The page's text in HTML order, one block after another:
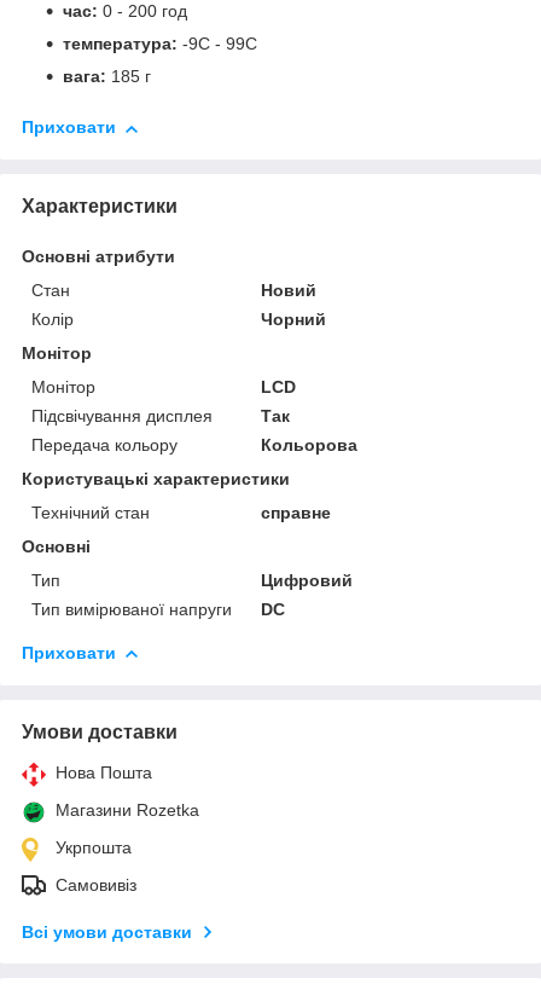
час: 0 - 200 год
температура: -9C - 99C
вага: 185 г
Приховати
Характеристики
Основні атрибути
Стан
Новий
Колір
Чорний
Монітор
Монітор
LCD
Підсвічування дисплея
Так
Передача кольору
Кольорова
Користувацькі характеристики
Технічний стан
справне
Основні
Тип
Цифровий
Тип вимірюваної напруги
DC
Приховати
Умови доставки
Нова Пошта
Магазини Rozetka
Укрпошта
Самовивіз
Всі умови доставки